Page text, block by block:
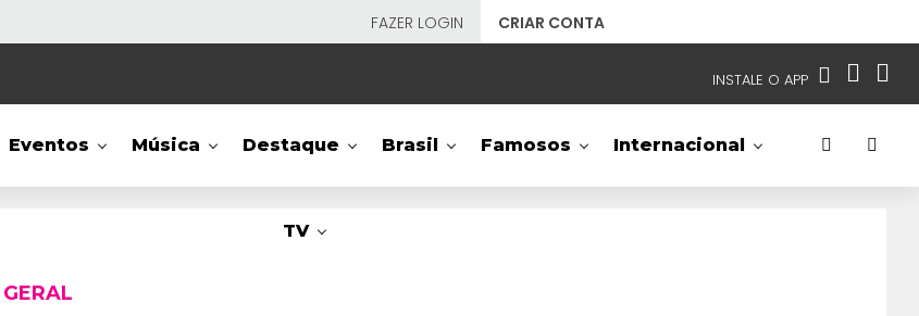
FAZER LOGIN CRIAR CONTA
INSTALE O APP
NOSSAS REDES APP TV SBT
Eventos Música Destaque Brasil Famosos Internacional
TV
GERAL